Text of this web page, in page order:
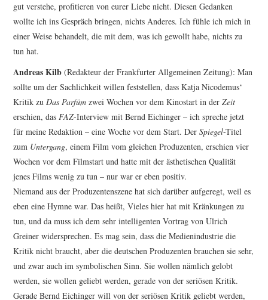
gut verstehe, profitieren von eurer Liebe nicht. Diesen Gedanken
wollte ich ins Gespräch bringen, nichts Anderes. Ich fühle ich mich in
einer Weise behandelt, die mit dem, was ich gewollt habe, nichts zu
tun hat.
Andreas Kilb (Redakteur der Frankfurter Allgemeinen Zeitung): Man
sollte um der Sachlichkeit willen feststellen, dass Katja Nicodemus‘
Kritik zuDas Parfüm zwei Wochen vor dem Kinostart in derZeit
erschien, dasFAZ-Interview mit Bernd Eichinger – ich spreche jetzt
für meine Redaktion – eine Woche vor dem Start. DerSpiegel-Titel
zum Untergang, einem Film vom gleichen Produzenten, erschien vier
Wochen vor dem Filmstart und hatte mit der ästhetischen Qualität
jenes Films wenig zu tun – nur war er eben positiv.
Niemand aus der Produzentenszene hat sich darüber aufgeregt, weil es
eben eine Hymne war. Das heißt, Vieles hier hat mit Kränkungen zu
tun, und da muss ich dem sehr intelligenten Vortrag von Ulrich
Greiner widersprechen. Es mag sein, dass die Medienindustrie die
Kritik nicht braucht, aber die deutschen Produzenten brauchen sie sehr,
und zwar auch im symbolischen Sinn. Sie wollen nämlich gelobt
werden, sie wollen geliebt werden, gerade von der seriösen Kritik.
Gerade Bernd Eichinger will von der seriösen Kritik geliebt werden,